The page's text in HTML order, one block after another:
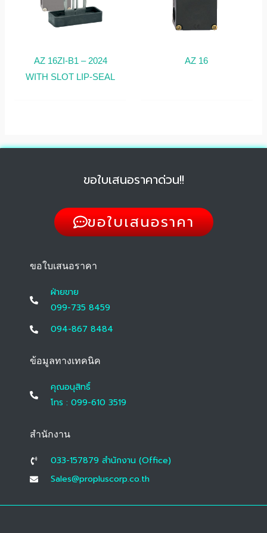
AZ 16ZI-B1 – 2024
WITH SLOT LIP-SEAL
AZ 16
ขอใบเสนอราคาด่วน!!
ขอใบเสนอราคา
ขอใบเสนอราคา
ฝ่ายขาย
099-735 8459
094-867 8484
ข้อมูลทางเทคนิค
คุณอนุสิทธิ์
โทร : 099-610 3519
สำนักงาน
033-157879 สํานักงาน (Office)
Sales@propluscorp.co.th